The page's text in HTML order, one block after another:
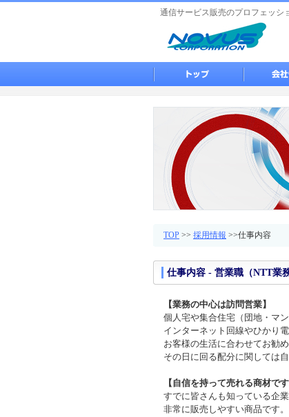
通信サービス販売のプロフェッ
TOP >> 採用情報 >>仕事内容
仕事内容 - 営業職（NTT業
【業務の中心は訪問営業】
個人宅や集合住宅（団地・マ
インターネット回線やひかり
お客様の生活に合わせてお勧
その日に回る配分に関しては
【自信を持って売れる商材です
すでに皆さんも知っている企
非常に販売しやすい商品です。